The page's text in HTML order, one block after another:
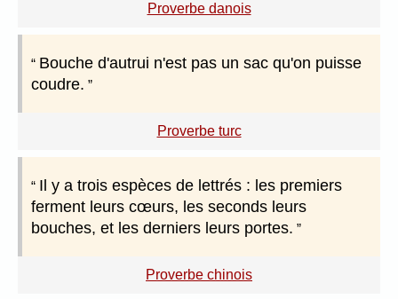
Proverbe danois
Bouche d'autrui n'est pas un sac qu'on puisse
coudre.
Proverbe turc
Il y a trois espèces de lettrés : les premiers
ferment leurs cœurs, les seconds leurs
bouches, et les derniers leurs portes.
Proverbe chinois